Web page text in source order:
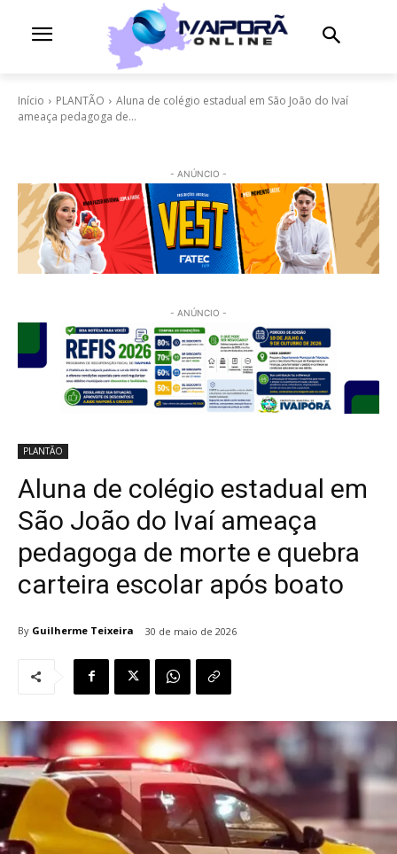
Início PLANTÃO
Aluna de colégio estadual em São João do Ivaí
ameaça pedagoga de...
- ANÚNCIO -
- ANÚNCIO -
PLANTÃO
Aluna de colégio estadual em
São João do Ivaí ameaça
pedagoga de morte e quebra
carteira escolar após boato
By Guilherme Teixeira 30 de maio de 2026